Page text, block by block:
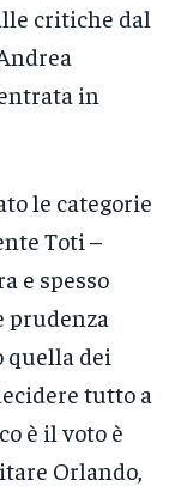
critiche dal
in
le categorie
Toti –
e spesso
prudenza
quella dei
tutto a
è il voto è
Orlando,